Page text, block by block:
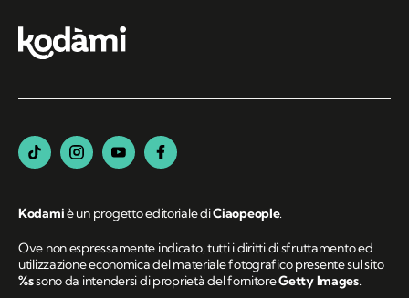
Kodamiè un progetto editoriale diCiaopeople.
Ove non espressamente indicato, tutti i diritti di sfruttamento ed
utilizzazione economica del materiale fotografico presente sul sito
%ssono da intendersi di proprietà del fornitoreGetty Images.